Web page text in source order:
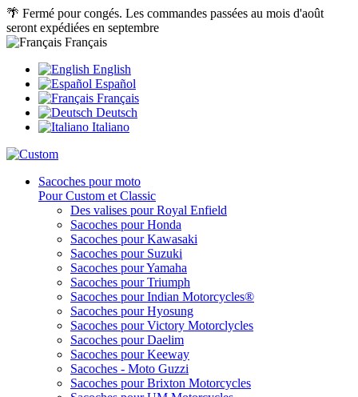
🌴 Fermé pour congés. Les commandes passées au mois d'août
seront expédiées en septembre
Français
English
Español
Français
Deutsch
Italiano
Sacoches pour moto
Pour Custom et Classic
Des valises pour Royal Enfield
Sacoches pour Honda
Sacoches pour Kawasaki
Sacoches pour Suzuki
Sacoches pour Yamaha
Sacoches pour Triumph
Sacoches pour Indian Motorcycles®
Sacoches pour Hyosung
Sacoches pour Victory Motorclycles
Sacoches pour Daelim
Sacoches pour Keeway
Sacoches - Moto Guzzi
Sacoches pour Brixton Motorcycles